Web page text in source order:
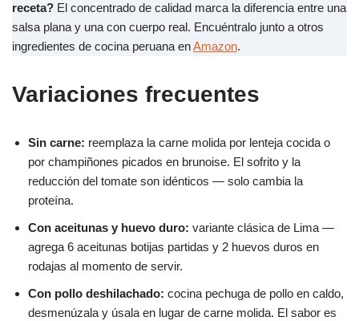
receta? El concentrado de calidad marca la diferencia entre una
salsa plana y una con cuerpo real. Encuéntralo junto a otros
ingredientes de cocina peruana enAmazon.
Variaciones frecuentes
Sin carne: reemplaza la carne molida por lenteja cocida o
por champiñones picados en brunoise. El sofrito y la
reducción del tomate son idénticos — solo cambia la
proteína.
Con aceitunas y huevo duro: variante clásica de Lima —
agrega 6 aceitunas botijas partidas y 2 huevos duros en
rodajas al momento de servir.
Con pollo deshilachado: cocina pechuga de pollo en caldo,
desmenúzala y úsala en lugar de carne molida. El sabor es